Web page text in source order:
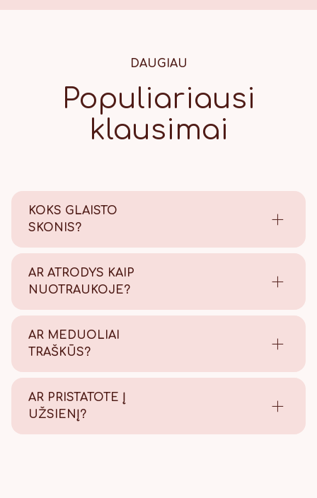
DAUGIAU
Populiariausi
klausimai
KOKS GLAISTO
SKONIS?
Saldus su šiek tiek citrinos
AR ATRODYS KAIP
NUOTRAUKOJE?
Tikrai taip! Viską atliekame
užtikriname kokybę.
AR MEDUOLIAI
TRAŠKŪS?
Tikrai traškūs - nes švieži!
AR PRISTATOTE Į
UŽSIENĮ?
Taip, pristatome, Lietuvos